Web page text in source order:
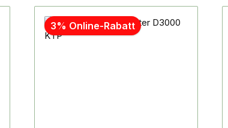
3% Online-Rabatt